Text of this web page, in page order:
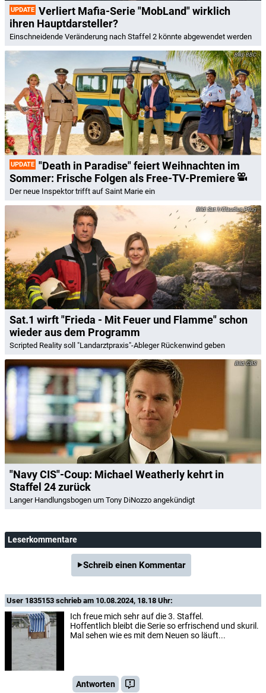
UPDATE Verliert Mafia-Serie "MobLand" wirklich
ihren Hauptdarsteller?
Einschneidende Veränderung nach Staffel 2 könnte abgewendet werden
BBC
UPDATE "Death in Paradise" feiert Weihnachten im
Sommer: Frische Folgen als Free-TV-Premiere
Der neue Inspektor trifft auf Saint Marie ein
Sat.1/Claudius Pflug
Sat.1 wirft "Frieda - Mit Feuer und Flamme" schon
wieder aus dem Programm
Scripted Reality soll "Landarztpraxis"-Ableger Rückenwind geben
CBS
"Navy CIS"-Coup: Michael Weatherly kehrt in
Staffel 24 zurück
Langer Handlungsbogen um Tony DiNozzo angekündigt
Leserkommentare
Schreib einen Kommentar
User 1835153 schrieb am 10.08.2024, 18.18 Uhr:
Ich freue mich sehr auf die 3. Staffel.
Hoffentlich bleibt die Serie so erfrischend und skuril.
Mal sehen wie es mit dem Neuen so läuft...
Antworten